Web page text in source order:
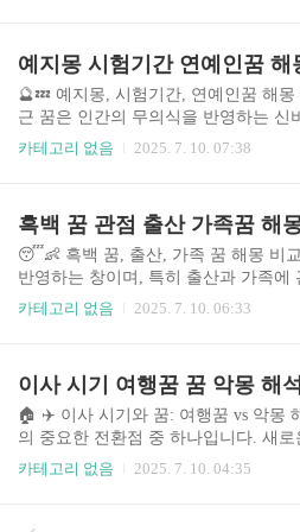
해몽은 과학적 증명이 불가능하며 해
알려드립니다. 본 내용은 일반적인 해
개인적인 상황을 고려하여 참고하는
상태를 반영하는 것이므로, 꿈의 내용
황을 더욱 중요하게 고려해야 합니..
예지몽 시험기간 연예인꿈 해
🔮💤 예지몽, 시험기간, 연예인꿈 해
근 꿈은 인간의 무의식을 반영하는 신
험기간에 꾸는 꿈, 연예인이 등장하는
석을 비교 분석하고, 보다 효과적인 꿈
보겠습니다. 꿈은 단순한 수면 중의 현
정신 건강을 이해하는 중요한 통로이
이해하고 삶에 적용하는 데 도움을 줄
카테고리 없음 2025. 7. 10. 07:38
흑백 꿈 관점 출산 가족꿈 해
😴👶 흑백 꿈, 출산, 가족 꿈 해몽 비
반영하는 창이며, 특히 출산과 가족에
심리적 상태를 보여주는 중요한 단서
꿈 해몽 사이트 및 어플리케이션이 증
과 민간 속설을 결합한 해석들이 다양
한 다양한 해석들을 객관적으로 비교
을 이해하고 삶에 적용할 수 있도록
니다. ..
카테고리 없음 2025. 7. 10. 06:33
이사 시기 여행꿈 꿈 악몽 해석
🏠 ✈️ 이사 시기와 꿈: 여행꿈 vs 악몽
의 중요한 전환점 중 하나입니다. 새
대한 스트레스와 불안감을 동반하기
결과에 대한 심리적 상태를 반영합니
카테고리 없음 2025. 7. 10. 04:35